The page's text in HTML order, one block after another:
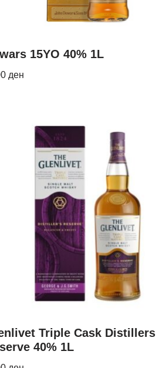
15YO 40% 1L
ден
Triple Cask Distillers
40% 1L